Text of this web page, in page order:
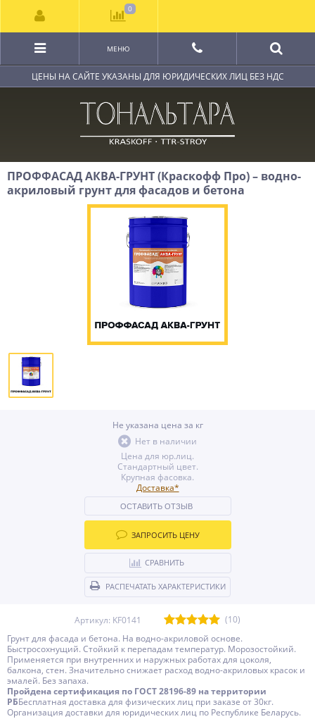
ЦЕНЫ НА САЙТЕ УКАЗАНЫ ДЛЯ ЮРИДИЧЕСКИХ ЛИЦ БЕЗ НДС
МЕНЮ
ПРОФФАСАД АКВА-ГРУНТ (Краскофф Про) – водно-
акриловый грунт для фасадов и бетона
Не указана цена за кг
Нет в наличии
Цена для юр.лиц.
Стандартный цвет.
Крупная фасовка.
Доставка*
ОСТАВИТЬ ОТЗЫВ
ЗАПРОСИТЬ ЦЕНУ
СРАВНИТЬ
РАСПЕЧАТАТЬ ХАРАКТЕРИСТИКИ
Артикул: KF0141
(10)
Грунт для фасада и бетона. На водно-акриловой основе.
Быстросохнущий. Стойкий к перепадам температур. Морозостойкий.
Применяется при внутренних и наружных работах для цоколя,
балкона, стен. Значительно снижает расход водно-акриловых красок и
эмалей. Без запаха.
Пройдена сертификация по ГОСТ 28196-89 на территории
РББесплатная доставка для физических лиц при заказе от 30кг.
Организация доставки для юридических лиц по Республике Беларусь.
0